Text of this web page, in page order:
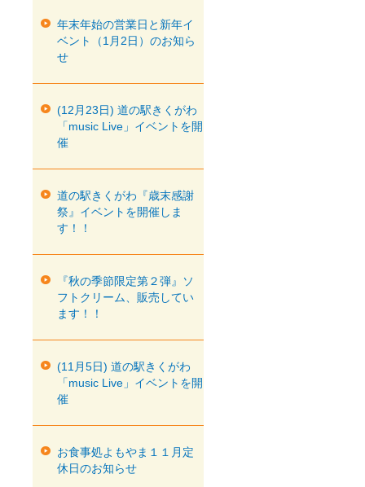
年末年始の営業日と新年イ
ベント（1月2日）のお知ら
せ
(12月23日) 道の駅きくがわ
「music Live」イベントを開
催
道の駅きくがわ『歳末感謝
祭』イベントを開催しま
す！！
『秋の季節限定第２弾』ソ
フトクリーム、販売してい
ます！！
(11月5日) 道の駅きくがわ
「music Live」イベントを開
催
お食事処よもやま１１月定
休日のお知らせ